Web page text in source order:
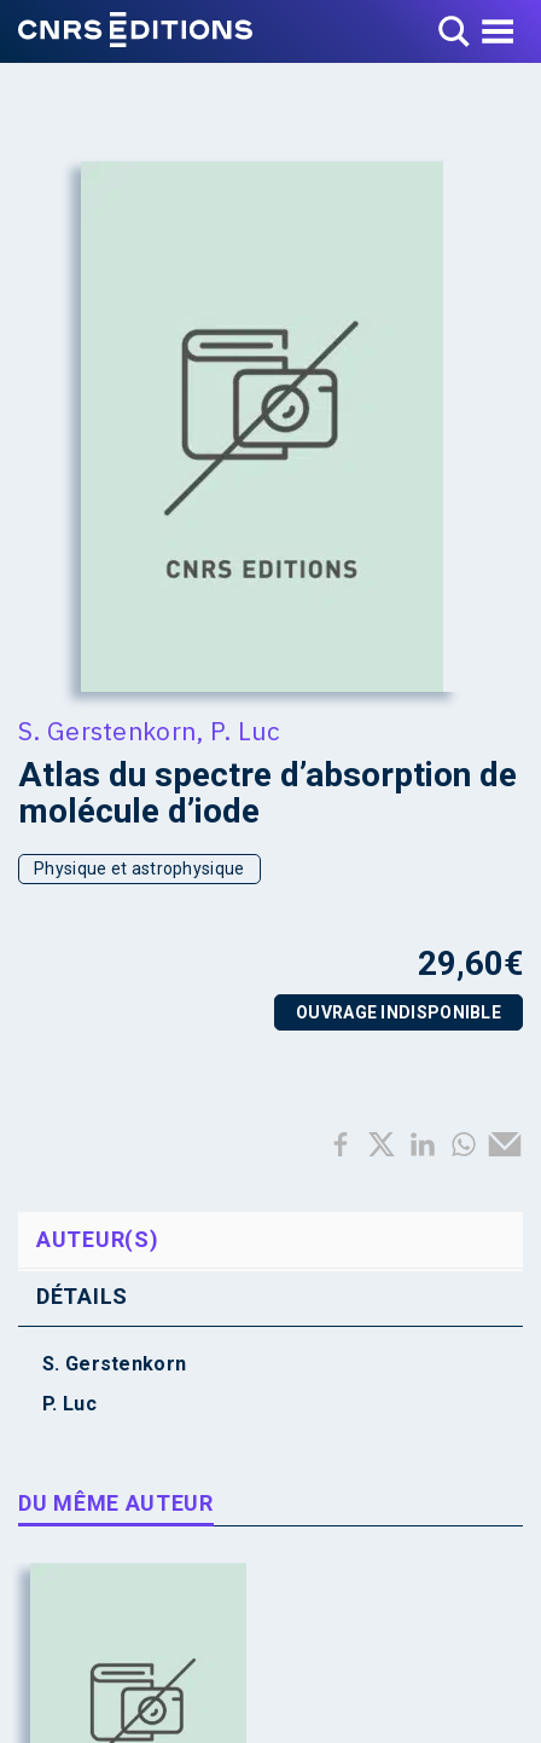
Toggle Menu
S. Gerstenkorn, P. Luc
Atlas du spectre d’absorption de
molécule d’iode
Physique et astrophysique
29,60€
OUVRAGE INDISPONIBLE
AUTEUR(S)
DÉTAILS
S. Gerstenkorn
P. Luc
DU MÊME AUTEUR